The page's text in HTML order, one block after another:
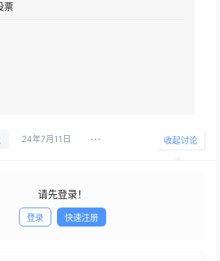
票
24年7月11日 收起讨论
请先登录！
登录 快速注册